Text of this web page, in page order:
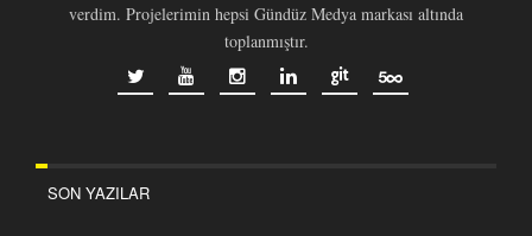
verdim. Projelerimin hepsi Gündüz Medya markası altında
toplanmıştır.
SON YAZILAR